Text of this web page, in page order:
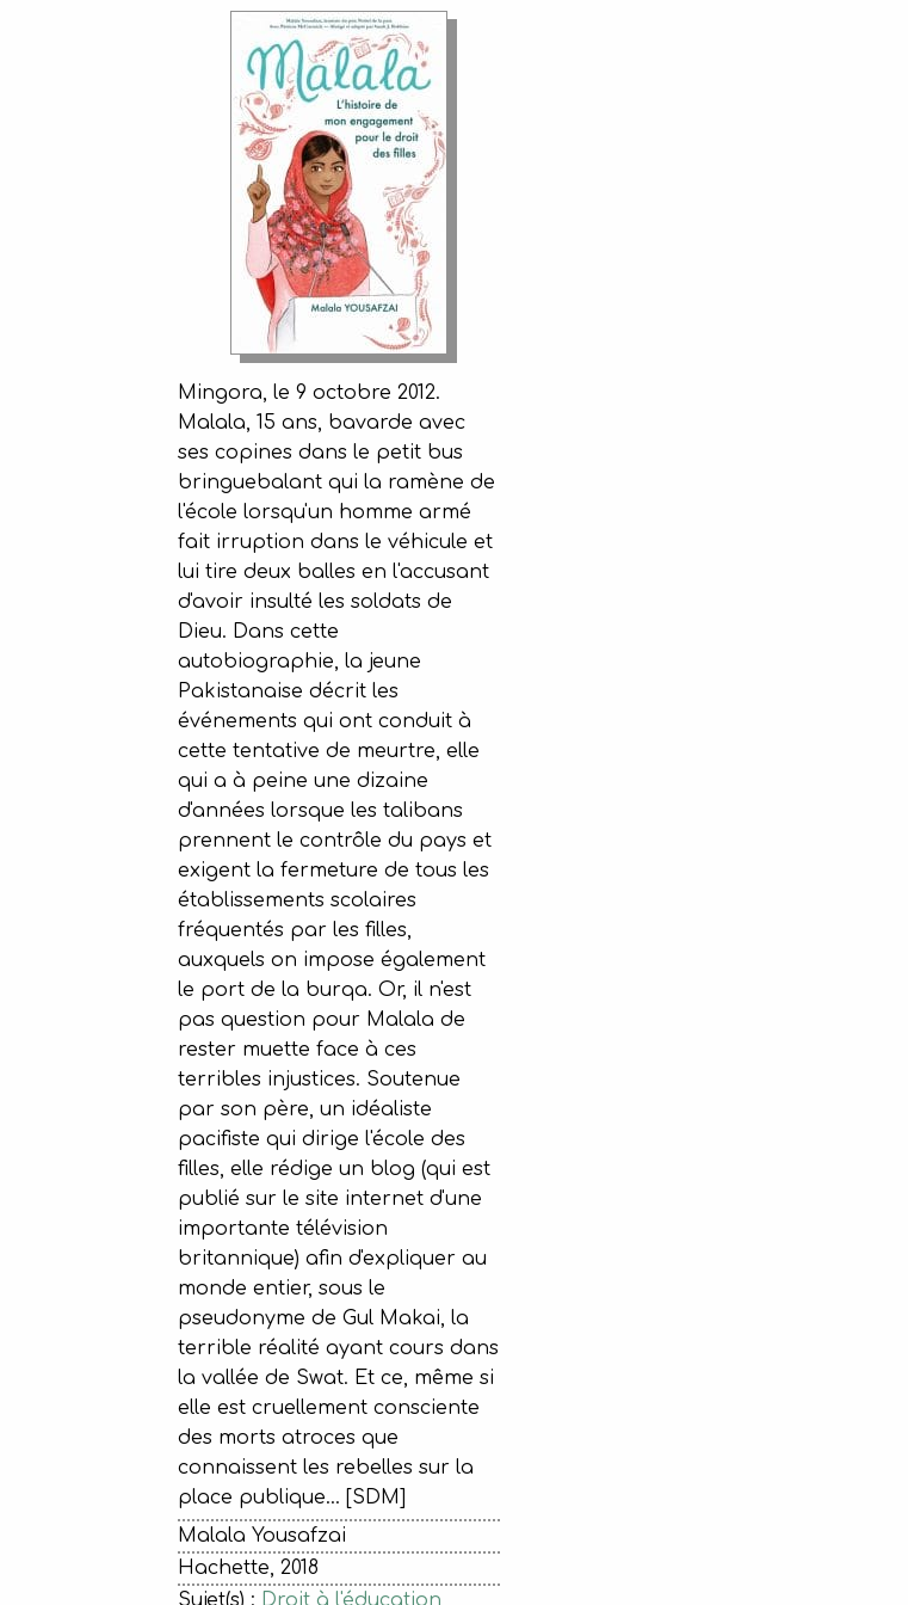
Mingora, le 9 octobre 2012.
Malala, 15 ans, bavarde avec
ses copines dans le petit bus
bringuebalant qui la ramène de
l'école lorsqu'un homme armé
fait irruption dans le véhicule et
lui tire deux balles en l'accusant
d'avoir insulté les soldats de
Dieu. Dans cette
autobiographie, la jeune
Pakistanaise décrit les
événements qui ont conduit à
cette tentative de meurtre, elle
qui a à peine une dizaine
d'années lorsque les talibans
prennent le contrôle du pays et
exigent la fermeture de tous les
établissements scolaires
fréquentés par les filles,
auxquels on impose également
le port de la burqa. Or, il n'est
pas question pour Malala de
rester muette face à ces
terribles injustices. Soutenue
par son père, un idéaliste
pacifiste qui dirige l'école des
filles, elle rédige un blog (qui est
publié sur le site internet d'une
importante télévision
britannique) afin d'expliquer au
monde entier, sous le
pseudonyme de Gul Makai, la
terrible réalité ayant cours dans
la vallée de Swat. Et ce, même si
elle est cruellement consciente
des morts atroces que
connaissent les rebelles sur la
place publique... [SDM]
Malala Yousafzai
Hachette, 2018
Sujet(s) : Droit à l'éducation